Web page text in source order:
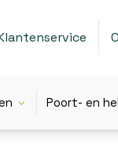
Poort- en